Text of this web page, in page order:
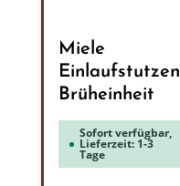
Miele
Einlaufstutzen
Brüheinheit
Sofort verfügbar,
Lieferzeit: 1-3
Tage